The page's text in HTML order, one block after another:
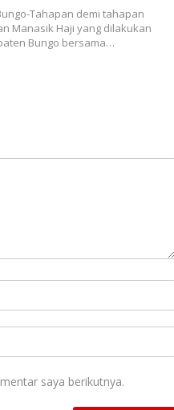
Tahapan demi tahapan
Manasik Haji yang dilakukan
Bungo bersama…
saya berikutnya.